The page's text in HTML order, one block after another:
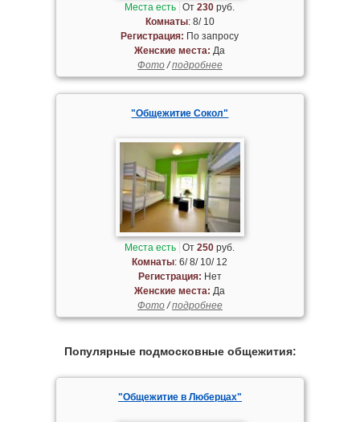
Места есть От230 руб.
Комнаты: 8/ 10
Регистрация: По запросу
Женские места: Да
Фото/подробнее
"Общежитие Сокол"
Места есть От250 руб.
Комнаты: 6/ 8/ 10/ 12
Регистрация: Нет
Женские места: Да
Фото/подробнее
Популярные подмосковные общежития:
"Общежитие в Люберцах"